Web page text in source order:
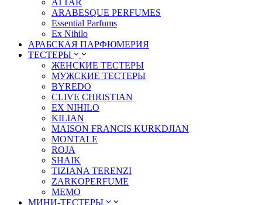
ATTAR
ARABESQUE PERFUMES
Essential Parfums
Ex Nihilo
АРАБСКАЯ ПАРФЮМЕРИЯ
ТЕСТЕРЫ
ЖЕНСКИЕ ТЕСТЕРЫ
МУЖСКИЕ ТЕСТЕРЫ
BYREDO
CLIVE CHRISTIAN
EX NIHILO
KILIAN
MAISON FRANCIS KURKDJIAN
MONTALE
ROJA
SHAIK
TIZIANA TERENZI
ZARKOPERFUME
MEMO
МИНИ-ТЕСТЕРЫ